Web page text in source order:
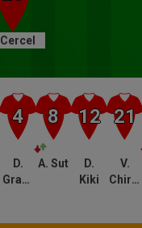
Cercel
D.
Graovac
A. Sut
D.
Kiki
V.
Chiriches